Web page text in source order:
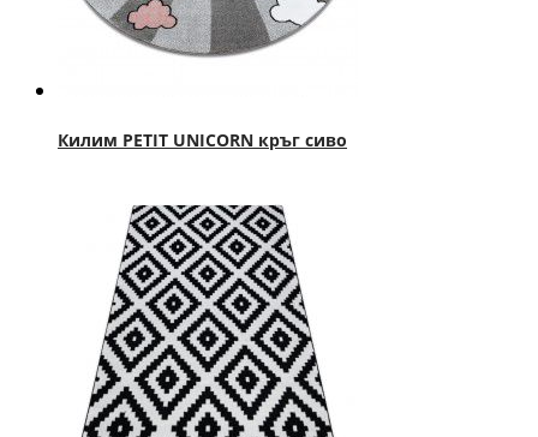
Килим PETIT UNICORN кръг сиво